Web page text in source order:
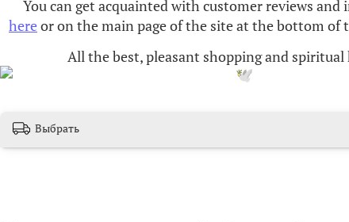
You can get acquainted with customer reviews and
hereor on the main page of the site at the bottom of
All the best, pleasant shopping and
Выбрать